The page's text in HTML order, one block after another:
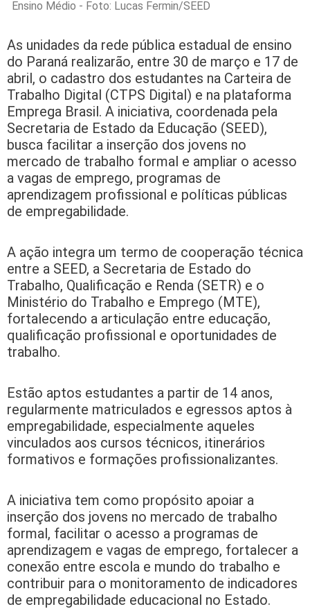
Ensino Médio - Foto: Lucas Fermin/SEED
As unidades da rede pública estadual de ensino
do Paraná realizarão, entre 30 de março e 17 de
abril, o cadastro dos estudantes na Carteira de
Trabalho Digital (CTPS Digital) e na plataforma
Emprega Brasil. A iniciativa, coordenada pela
Secretaria de Estado da Educação (SEED),
busca facilitar a inserção dos jovens no
mercado de trabalho formal e ampliar o acesso
a vagas de emprego, programas de
aprendizagem profissional e políticas públicas
de empregabilidade.
A ação integra um termo de cooperação técnica
entre a SEED, a Secretaria de Estado do
Trabalho, Qualificação e Renda (SETR) e o
Ministério do Trabalho e Emprego (MTE),
fortalecendo a articulação entre educação,
qualificação profissional e oportunidades de
trabalho.
Estão aptos estudantes a partir de 14 anos,
regularmente matriculados e egressos aptos à
empregabilidade, especialmente aqueles
vinculados aos cursos técnicos, itinerários
formativos e formações profissionalizantes.
A iniciativa tem como propósito apoiar a
inserção dos jovens no mercado de trabalho
formal, facilitar o acesso a programas de
aprendizagem e vagas de emprego, fortalecer a
conexão entre escola e mundo do trabalho e
contribuir para o monitoramento de indicadores
de empregabilidade educacional no Estado.